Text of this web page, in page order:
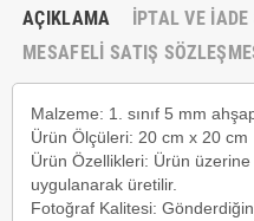
AÇIKLAMA
İPTAL VE
MESAFELİ SATIŞ
Malzeme: 1. sınıf 5 mm
Ürün Ölçüleri: 20 cm x 20 cm
Ürün Özellikleri: Ürün
uygulanarak üretilir.
Fotoğraf Kalitesi: